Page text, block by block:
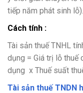
tiếp năm phát sinh lỗ).
Cách tính :
Tài sản thuế TNHL
dụng = Giá trị lỗ thuế
dụng x Thuế suất
Tài sản thuế TNDN